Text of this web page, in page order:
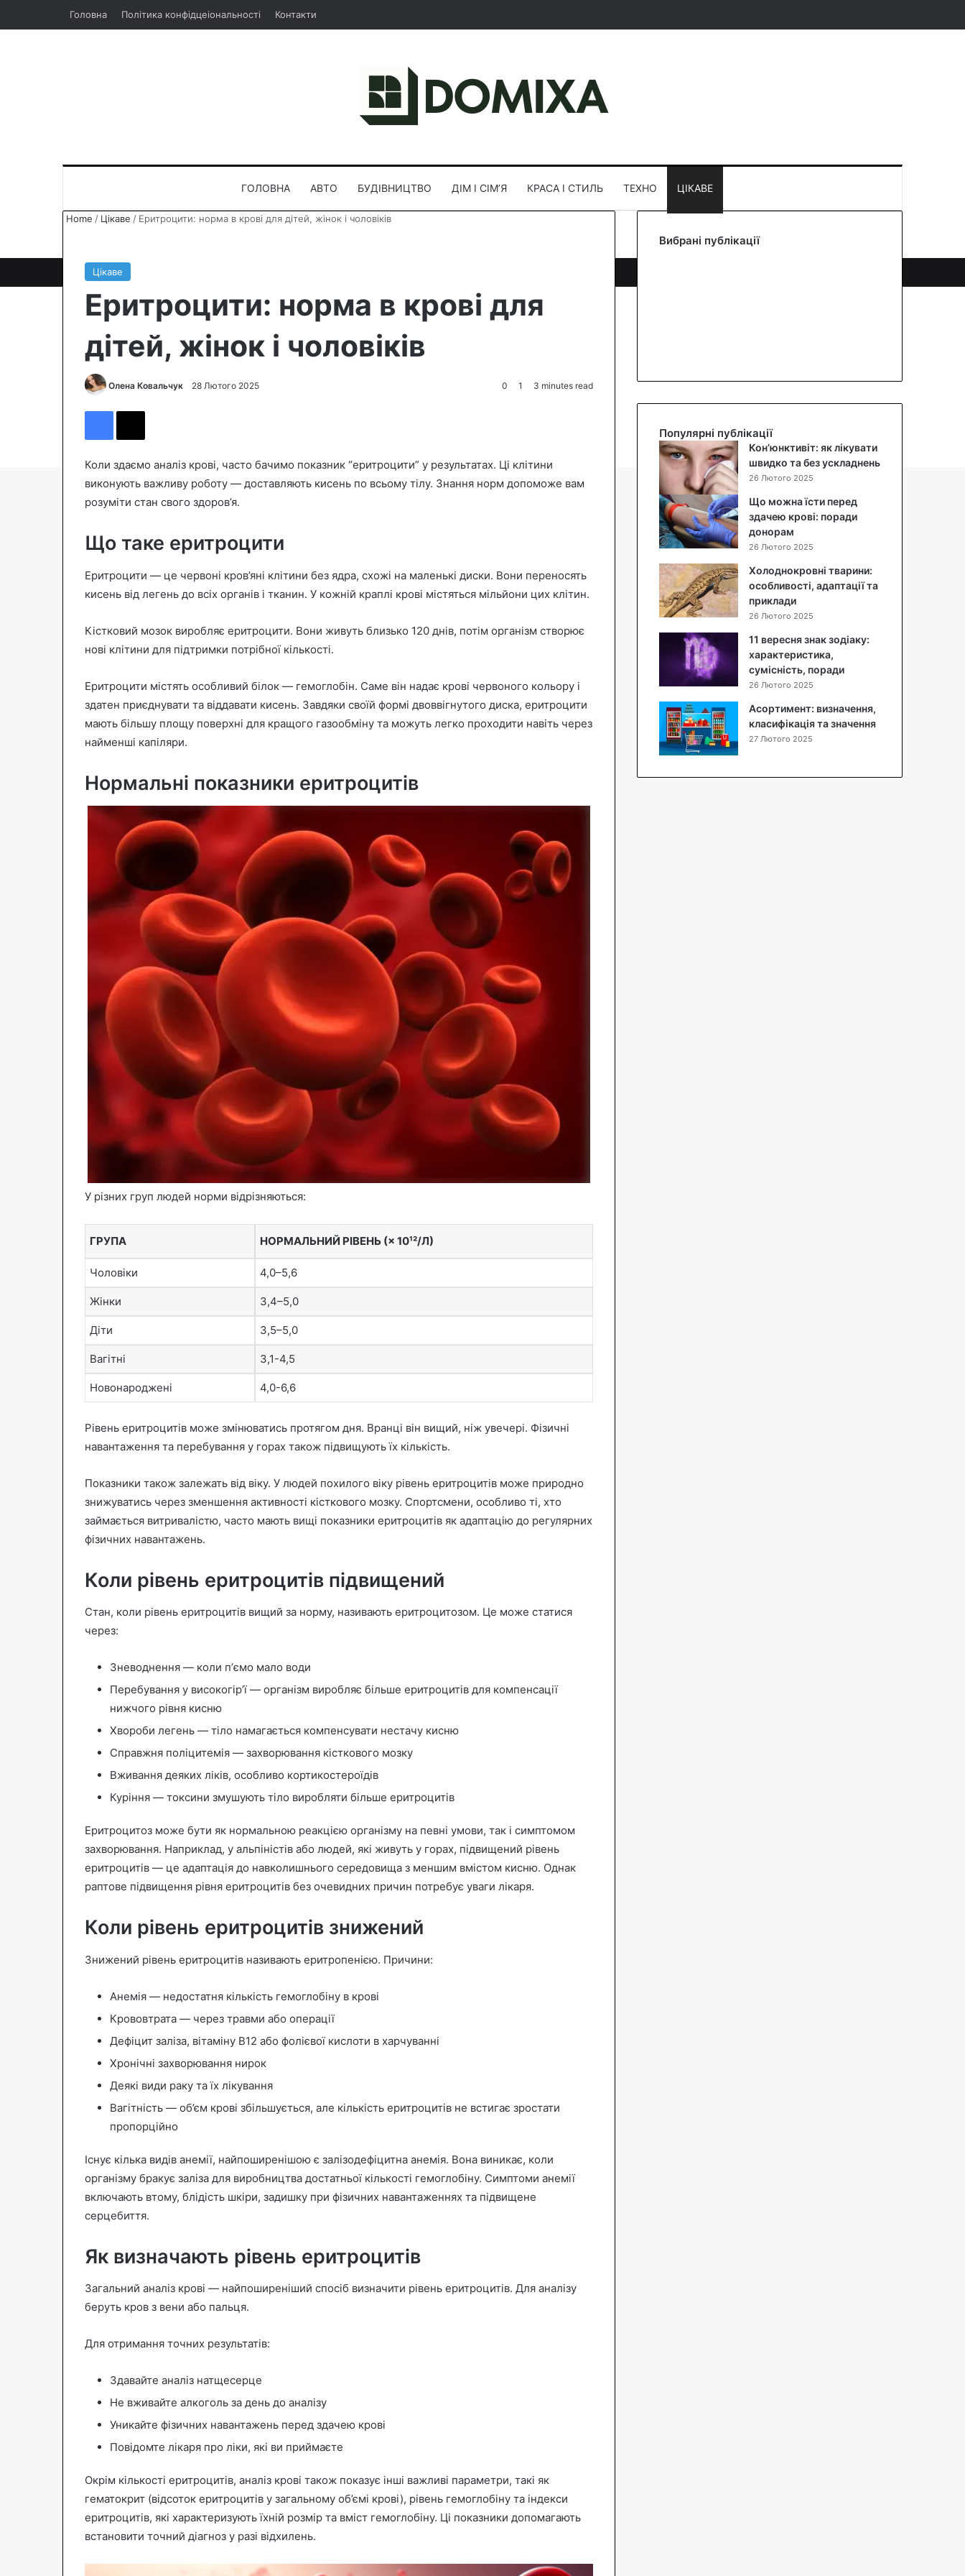
Головна Політика конфідцеіональності Контакти
ГОЛОВНА АВТО БУДІВНИЦТВО ДІМ І СІМʼЯ КРАСА І СТИЛЬ ТЕХНО ЦІКАВЕ
Home / Цікаве / Еритроцити: норма в крові для дітей, жінок і чоловіків
Цікаве
Еритроцити: норма в крові для
дітей, жінок і чоловіків
Олена Ковальчук
n
e
m
i
28 Лютого 2025 0 1 3 minutes read
Facebook
Коли здаємо аналіз крові, часто бачимо показник “еритроцити” у результатах. Ці клітини
виконують важливу роботу — доставляють кисень по всьому тілу. Знання норм допоможе вам
розуміти стан свого здоров’я.
Що таке еритроцити
Еритроцити — це червоні кров’яні клітини без ядра, схожі на маленькі диски. Вони переносять
кисень від легень до всіх органів і тканин. У кожній краплі крові містяться мільйони цих клітин.
Кістковий мозок виробляє еритроцити. Вони живуть близько 120 днів, потім організм створює
нові клітини для підтримки потрібної кількості.
Еритроцити містять особливий білок — гемоглобін. Саме він надає крові червоного кольору і
здатен приєднувати та віддавати кисень. Завдяки своїй формі двоввігнутого диска, еритроцити
мають більшу площу поверхні для кращого газообміну та можуть легко проходити навіть через
найменші капіляри.
Нормальні показники еритроцитів
У різних груп людей норми відрізняються:
ГРУПА НОРМАЛЬНИЙ РІВЕНЬ (× 10¹²/Л)
Чоловіки 4,0–5,6
Жінки 3,4–5,0
Діти 3,5–5,0
Вагітні 3,1-4,5
Новонароджені 4,0-6,6
Рівень еритроцитів може змінюватись протягом дня. Вранці він вищий, ніж увечері. Фізичні
навантаження та перебування у горах також підвищують їх кількість.
Показники також залежать від віку. У людей похилого віку рівень еритроцитів може природно
знижуватись через зменшення активності кісткового мозку. Спортсмени, особливо ті, хто
займається витривалістю, часто мають вищі показники еритроцитів як адаптацію до регулярних
фізичних навантажень.
Коли рівень еритроцитів підвищений
Стан, коли рівень еритроцитів вищий за норму, називають еритроцитозом. Це може статися
через:
Зневоднення — коли пʼємо мало води
Перебування у високогір’ї — організм виробляє більше еритроцитів для компенсації
нижчого рівня кисню
Хвороби легень — тіло намагається компенсувати нестачу кисню
Справжня поліцитемія — захворювання кісткового мозку
Вживання деяких ліків, особливо кортикостероїдів
Куріння — токсини змушують тіло виробляти більше еритроцитів
Еритроцитоз може бути як нормальною реакцією організму на певні умови, так і симптомом
захворювання. Наприклад, у альпіністів або людей, які живуть у горах, підвищений рівень
еритроцитів — це адаптація до навколишнього середовища з меншим вмістом кисню. Однак
раптове підвищення рівня еритроцитів без очевидних причин потребує уваги лікаря.
Коли рівень еритроцитів знижений
Знижений рівень еритроцитів називають еритропенією. Причини:
Анемія — недостатня кількість гемоглобіну в крові
Крововтрата — через травми або операції
Дефіцит заліза, вітаміну B12 або фолієвої кислоти в харчуванні
Хронічні захворювання нирок
Деякі види раку та їх лікування
Вагітність — об’єм крові збільшується, але кількість еритроцитів не встигає зростати
пропорційно
Існує кілька видів анемії, найпоширенішою є залізодефіцитна анемія. Вона виникає, коли
організму бракує заліза для виробництва достатньої кількості гемоглобіну. Симптоми анемії
включають втому, блідість шкіри, задишку при фізичних навантаженнях та підвищене
серцебиття.
Як визначають рівень еритроцитів
Загальний аналіз крові — найпоширеніший спосіб визначити рівень еритроцитів. Для аналізу
беруть кров з вени або пальця.
Для отримання точних результатів:
Здавайте аналіз натщесерце
Не вживайте алкоголь за день до аналізу
Уникайте фізичних навантажень перед здачею крові
Повідомте лікаря про ліки, які ви приймаєте
Окрім кількості еритроцитів, аналіз крові також показує інші важливі параметри, такі як
гематокрит (відсоток еритроцитів у загальному об’ємі крові), рівень гемоглобіну та індекси
еритроцитів, які характеризують їхній розмір та вміст гемоглобіну. Ці показники допомагають
встановити точний діагноз у разі відхилень.
Вибрані публікації
Популярні публікації
Кон’юнктивіт: як лікувати
швидко та без ускладнень
26 Лютого 2025
Що можна їсти перед
здачею крові: поради
донорам
26 Лютого 2025
Холоднокровні тварини:
особливості, адаптації та
приклади
26 Лютого 2025
11 вересня знак зодіаку:
характеристика,
сумісність, поради
26 Лютого 2025
Асортимент: визначення,
класифікація та значення
27 Лютого 2025